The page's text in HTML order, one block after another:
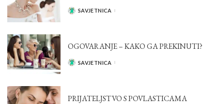
POSTED
SAVJETNICA
OGOVARANJE – KAKO GA PREKINUTI?
POSTED
SAVJETNICA
PRIJATELJSTVO S POVLASTICAMA